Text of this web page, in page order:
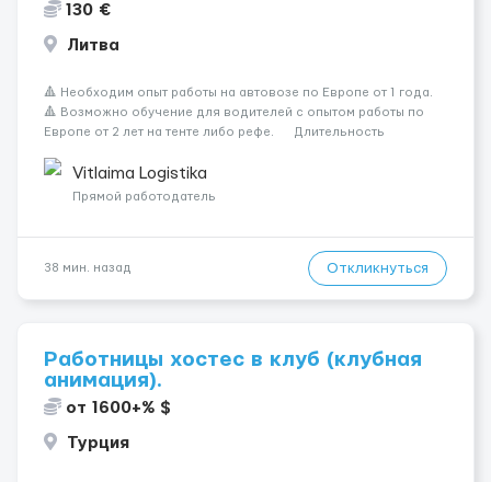
130 €
Литва
🔺 Необходим опыт работы на автовозе по Европе от 1 года.
🔺 Возможно обучение для водителей с опытом работы по
Европе от 2 лет на тенте либо рефе. Длительность
Работаем без еко баллов и вычетов 🔺 Машины ...
Vitlaima Logistika
Прямой работодатель
38 мин. назад Откликнуться
Работницы хостес в клуб (клубная
анимация).
от 1600+% $
Турция